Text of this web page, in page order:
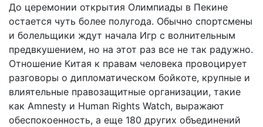
До церемонии открытия Олимпиады в Пекине
остается чуть более полугода. Обычно спортсмены
и болельщики ждут начала Игр с волнительным
предвкушением, но на этот раз все не так радужно.
Отношение Китая к правам человека провоцирует
разговоры о дипломатическом бойкоте, крупные и
влиятельные правозащитные организации, такие
как Amnesty и Human Rights Watch, выражают
обеспокоенность, а еще 180 других объединений